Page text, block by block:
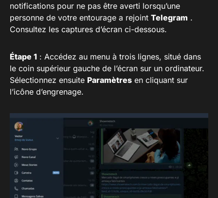
notifications pour ne pas être averti lorsqu’une
personne de votre entourage a rejoint Telegram .
Consultez les captures d’écran ci-dessous.
Étape 1 : Accédez au menu à trois lignes, situé dans
le coin supérieur gauche de l’écran sur un ordinateur.
Sélectionnez ensuite Paramètres en cliquant sur
l’icône d’engrenage.